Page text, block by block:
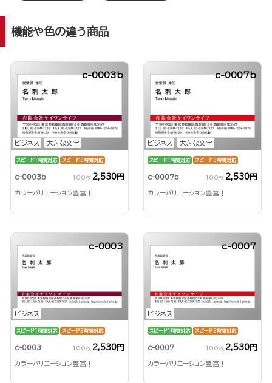
機能や色の違う商品
ビジネス 大きな文字
c-0003b
スピード1時間対応 スピード3時間対応
c-0003b 100枚 2,530円
カラーバリエーション豊富！
ビジネス 大きな文字
c-0007b
スピード1時間対応 スピード3時間対応
c-0007b 100枚 2,530円
カラーバリエーション豊富！
ビジネス
c-0003
スピード1時間対応 スピード3時間対応
c-0003 100枚 2,530円
カラーバリエーション豊富！
ビジネス
c-0007
スピード1時間対応 スピード3時間対応
c-0007 100枚 2,530円
カラーバリエーション豊富！